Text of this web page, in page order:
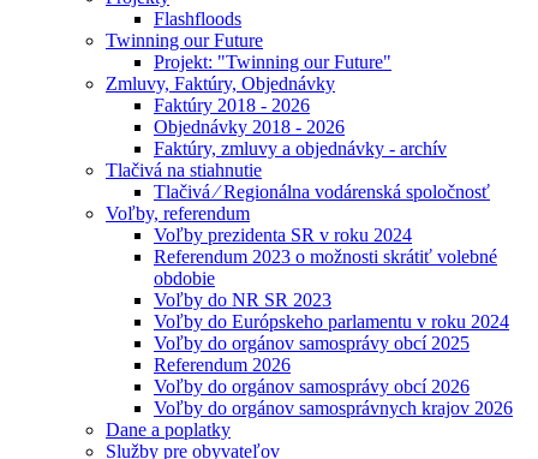
Flashfloods
Twinning our Future
Projekt: "Twinning our Future"
Zmluvy, Faktúry, Objednávky
Faktúry 2018 - 2026
Objednávky 2018 - 2026
Faktúry, zmluvy a objednávky - archív
Tlačivá na stiahnutie
Tlačivá ⁄ Regionálna vodárenská spoločnosť
Voľby, referendum
Voľby prezidenta SR v roku 2024
Referendum 2023 o možnosti skrátiť volebné
obdobie
Voľby do NR SR 2023
Voľby do Európskeho parlamentu v roku 2024
Voľby do orgánov samosprávy obcí 2025
Referendum 2026
Voľby do orgánov samosprávy obcí 2026
Voľby do orgánov samosprávnych krajov 2026
Dane a poplatky
Služby pre obyvateľov